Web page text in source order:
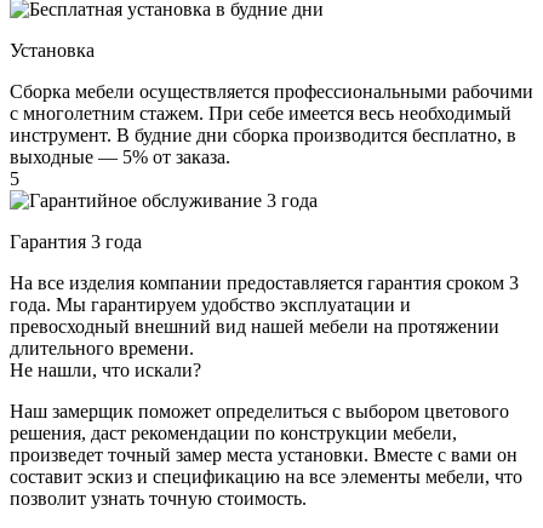
Установка
Сборка мебели осуществляется профессиональными рабочими
с многолетним стажем. При себе имеется весь необходимый
инструмент. В будние дни сборка производится бесплатно, в
выходные — 5% от заказа.
5
Гарантия 3 года
На все изделия компании предоставляется гарантия сроком 3
года. Мы гарантируем удобство эксплуатации и
превосходный внешний вид нашей мебели на протяжении
длительного времени.
Не нашли, что искали?
Наш замерщик поможет определиться с выбором цветового
решения, даст рекомендации по конструкции мебели,
произведет точный замер места установки. Вместе с вами он
составит эскиз и спецификацию на все элементы мебели, что
позволит узнать точную стоимость.